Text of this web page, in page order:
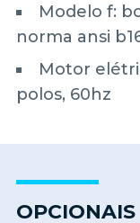
Modelo f:
norma ansi
Motor
polos, 60hz
OPCIONAIS